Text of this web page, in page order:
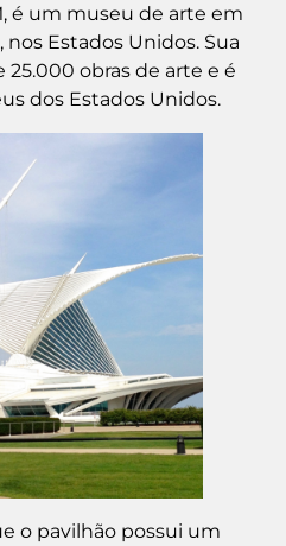
é um museu de arte em
Estados Unidos. Sua
obras de arte e é
dos Estados Unidos.
o pavilhão possui um